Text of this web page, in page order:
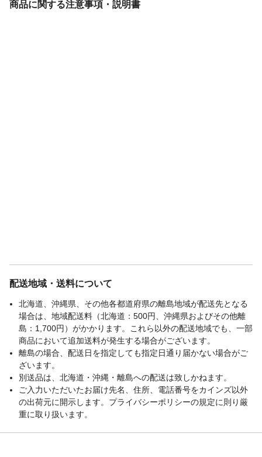
商品に関する注意事項・説明書
配送地域・送料について
北海道、沖縄県、その他各都道府県の離島地域が配送先となる
場合は、地域配送料（北海道：500円、沖縄県およびその他離
島：1,700円）がかかります。これら以外の配送地域でも、一部
商品において追加送料が発生する場合がございます。
離島の場合、配送日を指定しても指定日通り届かない場合がご
ざいます。
別送品は、北海道・沖縄・離島への配送は致しかねます。
ご入力いただいたお届け先名、住所、電話番号をカインズ以外
の出荷元に開示します。プライバシーポリシーの規定に則り厳
重に取り扱います。